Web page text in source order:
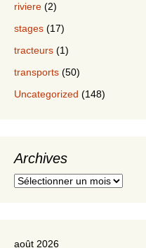
riviere (2)
stages (17)
tracteurs (1)
transports (50)
Uncategorized (148)
Archives
Archives
août 2026